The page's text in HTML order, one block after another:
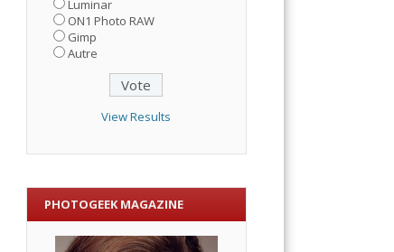
Luminar
ON1 Photo RAW
Gimp
Autre
View Results
PHOTOGEEK MAGAZINE